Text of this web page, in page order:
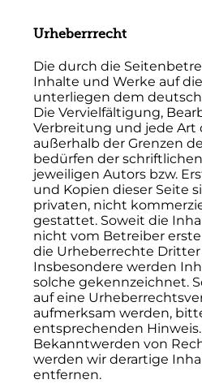
Urheberrrecht
Die durch die
Inhalte und Werke auf
unterliegen dem
Die Vervielfältigung,
Verbreitung und jede Art
außerhalb der Grenzen
bedürfen der
jeweiligen Autors bzw.
und Kopien dieser Seite
privaten, nicht
gestattet. Soweit die
nicht vom Betreiber
die Urheberrechte
Insbesondere werden
solche gekennzeichnet.
auf eine
aufmerksam werden,
entsprechenden
Bekanntwerden von
werden wir derartige
entfernen.